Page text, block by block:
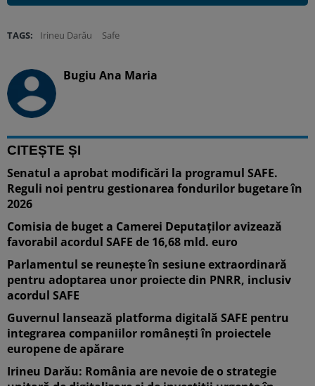
TAGS: Irineu Darău Safe
Bugiu ⁠Ana Maria
CITEȘTE ȘI
Senatul a aprobat modificări la programul SAFE.
Reguli noi pentru gestionarea fondurilor bugetare în
2026
Comisia de buget a Camerei Deputaților avizează
favorabil acordul SAFE de 16,68 mld. euro
Parlamentul se reunește în sesiune extraordinară
pentru adoptarea unor proiecte din PNRR, inclusiv
acordul SAFE
Guvernul lansează platforma digitală SAFE pentru
integrarea companiilor românești în proiectele
europene de apărare
Irineu Darău: România are nevoie de o strategie